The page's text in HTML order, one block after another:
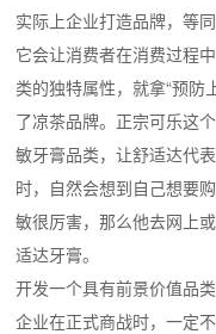
实际上企业打造品牌，等
它会让消费者在消费过程
类的独特属性，就拿“预防
了凉茶品牌。正宗可乐这
敏牙膏品类，让舒适达代
时，自然会想到自己想要
敏很厉害，那么他去网上
适达牙膏。
开发一个具有前景价值品
企业在正式商战时，一定